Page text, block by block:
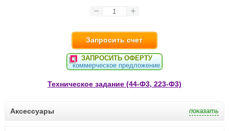
Запросить счет
ЗАПРОСИТЬ ОФЕРТУ
коммерческое предложение
Техническое задание (44-Ф3, 223-Ф3)
Аксессуары